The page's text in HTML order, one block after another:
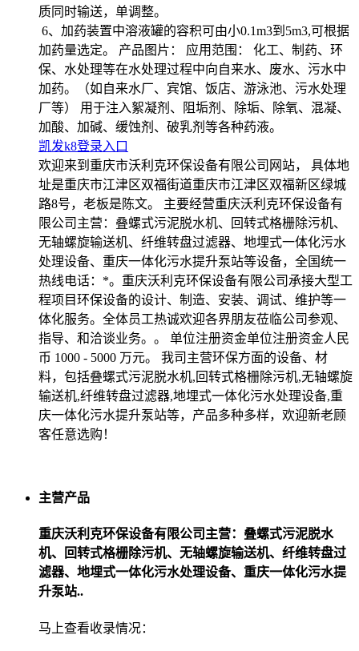
质同时输送，单调整。
6、加药装置中溶液罐的容积可由小0.1m3到5m3,可根据
加药量选定。 产品图片： 应用范围： 化工、制药、环
保、水处理等在水处理过程中向自来水、废水、污水中
加药。（如自来水厂、宾馆、饭店、游泳池、污水处理
厂等） 用于注入絮凝剂、阻垢剂、除垢、除氧、混凝、
加酸、加碱、缓蚀剂、破乳剂等各种药液。
凯发k8登录入口
欢迎来到重庆市沃利克环保设备有限公司网站， 具体地
址是重庆市江津区双福街道重庆市江津区双福新区绿城
路8号，老板是陈文。 主要经营重庆沃利克环保设备有
限公司主营：叠螺式污泥脱水机、回转式格栅除污机、
无轴螺旋输送机、纤维转盘过滤器、地埋式一体化污水
处理设备、重庆一体化污水提升泵站等设备，全国统一
热线电话：*。重庆沃利克环保设备有限公司承接大型工
程项目环保设备的设计、制造、安装、调试、维护等一
体化服务。全体员工热诚欢迎各界朋友莅临公司参观、
指导、和洽谈业务。。 单位注册资金单位注册资金人民
币 1000 - 5000 万元。 我司主营环保方面的设备、材
料，包括叠螺式污泥脱水机,回转式格栅除污机,无轴螺旋
输送机,纤维转盘过滤器,地埋式一体化污水处理设备,重
庆一体化污水提升泵站等，产品多种多样，欢迎新老顾
客任意选购！
主营产品
重庆沃利克环保设备有限公司主营：叠螺式污泥脱水
机、回转式格栅除污机、无轴螺旋输送机、纤维转盘过
滤器、地埋式一体化污水处理设备、重庆一体化污水提
升泵站..
马上查看收录情况：